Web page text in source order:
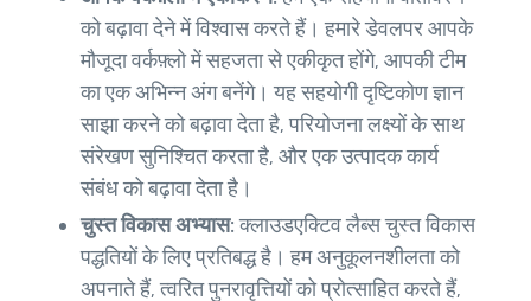
को बढ़ावा देने में विश्वास करते हैं। हमारे डेवलपर आपके
मौजूदा वर्कफ़्लो में सहजता से एकीकृत होंगे, आपकी टीम
का एक अभिन्न अंग बनेंगे। यह सहयोगी दृष्टिकोण ज्ञान
साझा करने को बढ़ावा देता है, परियोजना लक्ष्यों के साथ
संरेखण सुनिश्चित करता है, और एक उत्पादक कार्य
संबंध को बढ़ावा देता है।
चुस्त विकास अभ्यास:क्लाउडएक्टिव लैब्स चुस्त विकास
पद्धतियों के लिए प्रतिबद्ध है। हम अनुकूलनशीलता को
अपनाते हैं, त्वरित पुनरावृत्तियों को प्रोत्साहित करते हैं,